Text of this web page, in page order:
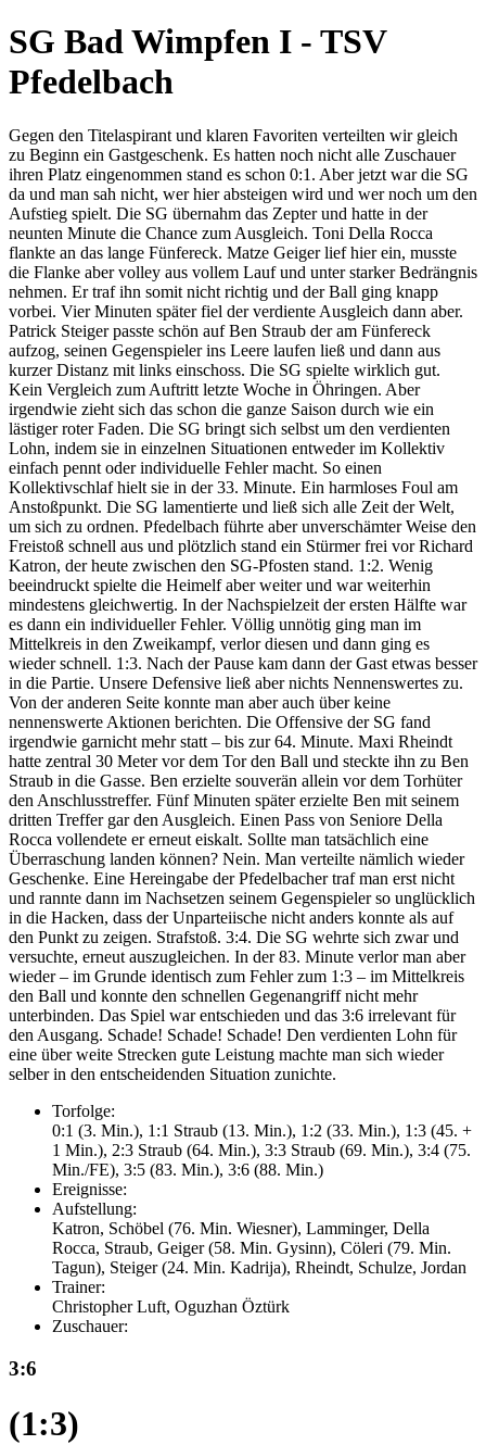
SG Bad Wimpfen I - TSV
Pfedelbach
Gegen den Titelaspirant und klaren Favoriten verteilten wir gleich
zu Beginn ein Gastgeschenk. Es hatten noch nicht alle Zuschauer
ihren Platz eingenommen stand es schon 0:1. Aber jetzt war die SG
da und man sah nicht, wer hier absteigen wird und wer noch um den
Aufstieg spielt. Die SG übernahm das Zepter und hatte in der
neunten Minute die Chance zum Ausgleich. Toni Della Rocca
flankte an das lange Fünfereck. Matze Geiger lief hier ein, musste
die Flanke aber volley aus vollem Lauf und unter starker Bedrängnis
nehmen. Er traf ihn somit nicht richtig und der Ball ging knapp
vorbei. Vier Minuten später fiel der verdiente Ausgleich dann aber.
Patrick Steiger passte schön auf Ben Straub der am Fünfereck
aufzog, seinen Gegenspieler ins Leere laufen ließ und dann aus
kurzer Distanz mit links einschoss. Die SG spielte wirklich gut.
Kein Vergleich zum Auftritt letzte Woche in Öhringen. Aber
irgendwie zieht sich das schon die ganze Saison durch wie ein
lästiger roter Faden. Die SG bringt sich selbst um den verdienten
Lohn, indem sie in einzelnen Situationen entweder im Kollektiv
einfach pennt oder individuelle Fehler macht. So einen
Kollektivschlaf hielt sie in der 33. Minute. Ein harmloses Foul am
Anstoßpunkt. Die SG lamentierte und ließ sich alle Zeit der Welt,
um sich zu ordnen. Pfedelbach führte aber unverschämter Weise den
Freistoß schnell aus und plötzlich stand ein Stürmer frei vor Richard
Katron, der heute zwischen den SG-Pfosten stand. 1:2. Wenig
beeindruckt spielte die Heimelf aber weiter und war weiterhin
mindestens gleichwertig. In der Nachspielzeit der ersten Hälfte war
es dann ein individueller Fehler. Völlig unnötig ging man im
Mittelkreis in den Zweikampf, verlor diesen und dann ging es
wieder schnell. 1:3. Nach der Pause kam dann der Gast etwas besser
in die Partie. Unsere Defensive ließ aber nichts Nennenswertes zu.
Von der anderen Seite konnte man aber auch über keine
nennenswerte Aktionen berichten. Die Offensive der SG fand
irgendwie garnicht mehr statt – bis zur 64. Minute. Maxi Rheindt
hatte zentral 30 Meter vor dem Tor den Ball und steckte ihn zu Ben
Straub in die Gasse. Ben erzielte souverän allein vor dem Torhüter
den Anschlusstreffer. Fünf Minuten später erzielte Ben mit seinem
dritten Treffer gar den Ausgleich. Einen Pass von Seniore Della
Rocca vollendete er erneut eiskalt. Sollte man tatsächlich eine
Überraschung landen können? Nein. Man verteilte nämlich wieder
Geschenke. Eine Hereingabe der Pfedelbacher traf man erst nicht
und rannte dann im Nachsetzen seinem Gegenspieler so unglücklich
in die Hacken, dass der Unparteiische nicht anders konnte als auf
den Punkt zu zeigen. Strafstoß. 3:4. Die SG wehrte sich zwar und
versuchte, erneut auszugleichen. In der 83. Minute verlor man aber
wieder – im Grunde identisch zum Fehler zum 1:3 – im Mittelkreis
den Ball und konnte den schnellen Gegenangriff nicht mehr
unterbinden. Das Spiel war entschieden und das 3:6 irrelevant für
den Ausgang. Schade! Schade! Schade! Den verdienten Lohn für
eine über weite Strecken gute Leistung machte man sich wieder
selber in den entscheidenden Situation zunichte.
Torfolge:
0:1 (3. Min.), 1:1 Straub (13. Min.), 1:2 (33. Min.), 1:3 (45. +
1 Min.), 2:3 Straub (64. Min.), 3:3 Straub (69. Min.), 3:4 (75.
Min./FE), 3:5 (83. Min.), 3:6 (88. Min.)
Ereignisse:
Aufstellung:
Katron, Schöbel (76. Min. Wiesner), Lamminger, Della
Rocca, Straub, Geiger (58. Min. Gysinn), Cöleri (79. Min.
Tagun), Steiger (24. Min. Kadrija), Rheindt, Schulze, Jordan
Trainer:
Christopher Luft, Oguzhan Öztürk
Zuschauer:
3:6
(1:3)